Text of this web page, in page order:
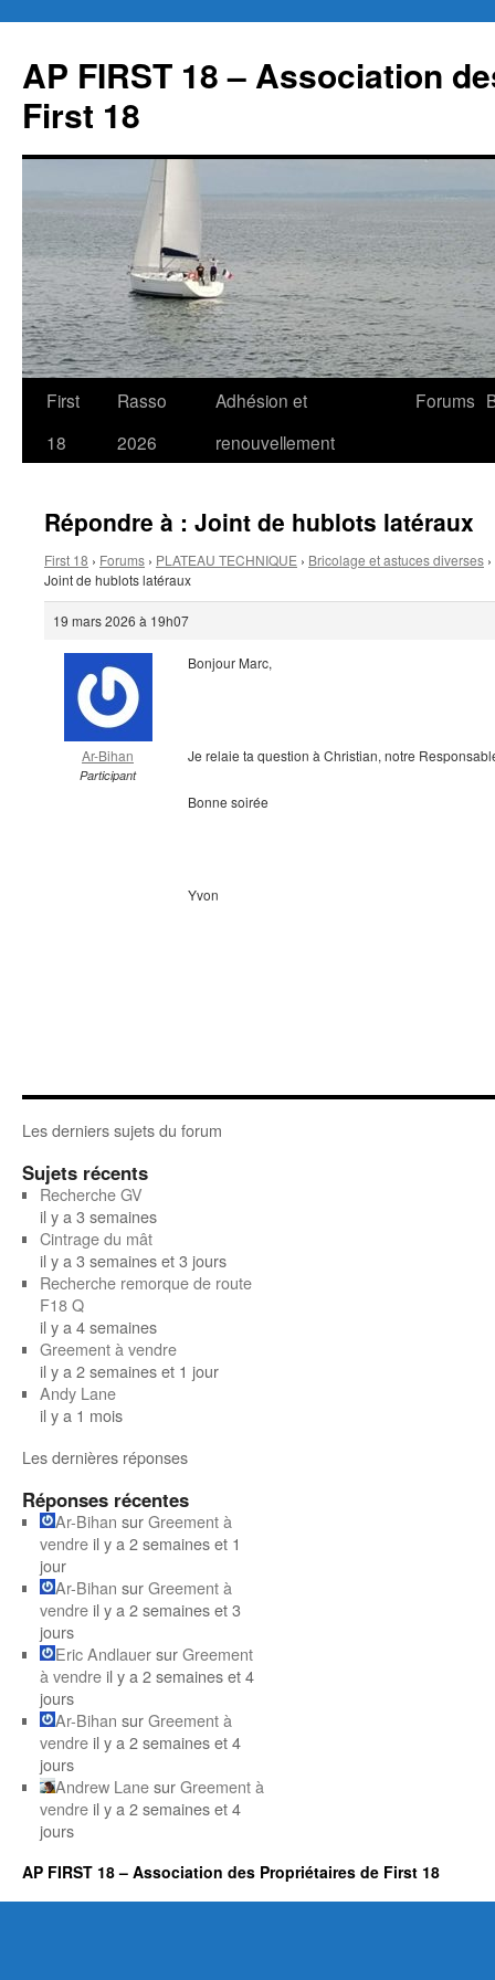
contenu
AP FIRST 18 – Association
First 18
First
18
Rasso
2026
Adhésion et
renouvellement
Forums
Répondre à : Joint de hublots latéraux
First 18 › Forums › PLATEAU TECHNIQUE › Bricolage et astuces diverses ›
Joint de hublots latéraux
19 mars 2026 à 19h07
Ar-Bihan
Participant
Bonjour Marc,
Je relaie ta question à Christian, notre
Bonne soirée
Yvon
Les derniers sujets du forum
Sujets récents
Recherche GV
il y a 3 semaines
Cintrage du mât
il y a 3 semaines et 3 jours
Recherche remorque de route
F18 Q
il y a 4 semaines
Greement à vendre
il y a 2 semaines et 1 jour
Andy Lane
il y a 1 mois
Les dernières réponses
Réponses récentes
Ar-Bihan surGreement à
vendre il y a 2 semaines et 1
jour
Ar-Bihan surGreement à
vendre il y a 2 semaines et 3
jours
Eric AndlauersurGreement
à vendre il y a 2 semaines et 4
jours
Ar-Bihan surGreement à
vendre il y a 2 semaines et 4
jours
Andrew LanesurGreement à
vendre il y a 2 semaines et 4
jours
AP FIRST 18 – Association des Propriétaires de First 18